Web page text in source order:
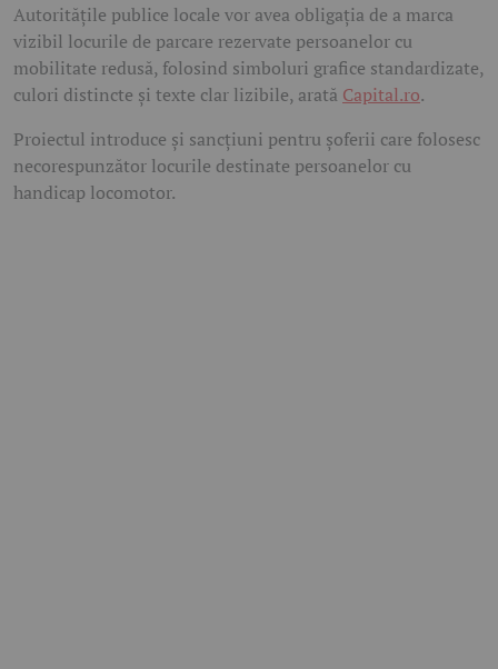
Autoritățile publice locale vor avea obligația de a marca
vizibil locurile de parcare rezervate persoanelor cu
mobilitate redusă, folosind simboluri grafice standardizate,
culori distincte și texte clar lizibile, arată Capital.ro.
Proiectul introduce și sancțiuni pentru șoferii care folosesc
necorespunzător locurile destinate persoanelor cu
handicap locomotor.